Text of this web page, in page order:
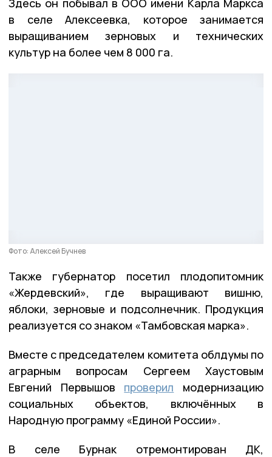
Здесь он побывал в ООО имени Карла Маркса
в селе Алексеевка, которое занимается
выращиванием зерновых и технических
культур на более чем 8 000 га.
Фото: Алексей Бучнев
Также губернатор посетил плодопитомник
«Жердевский», где выращивают вишню,
яблоки, зерновые и подсолнечник. Продукция
реализуется со знаком «Тамбовская марка».
Вместе с председателем комитета облдумы по
аграрным вопросам Сергеем Хаустовым
Евгений Первышов проверил модернизацию
социальных объектов, включённых в
Народную программу «Единой России».
В селе Бурнак отремонтирован ДК,